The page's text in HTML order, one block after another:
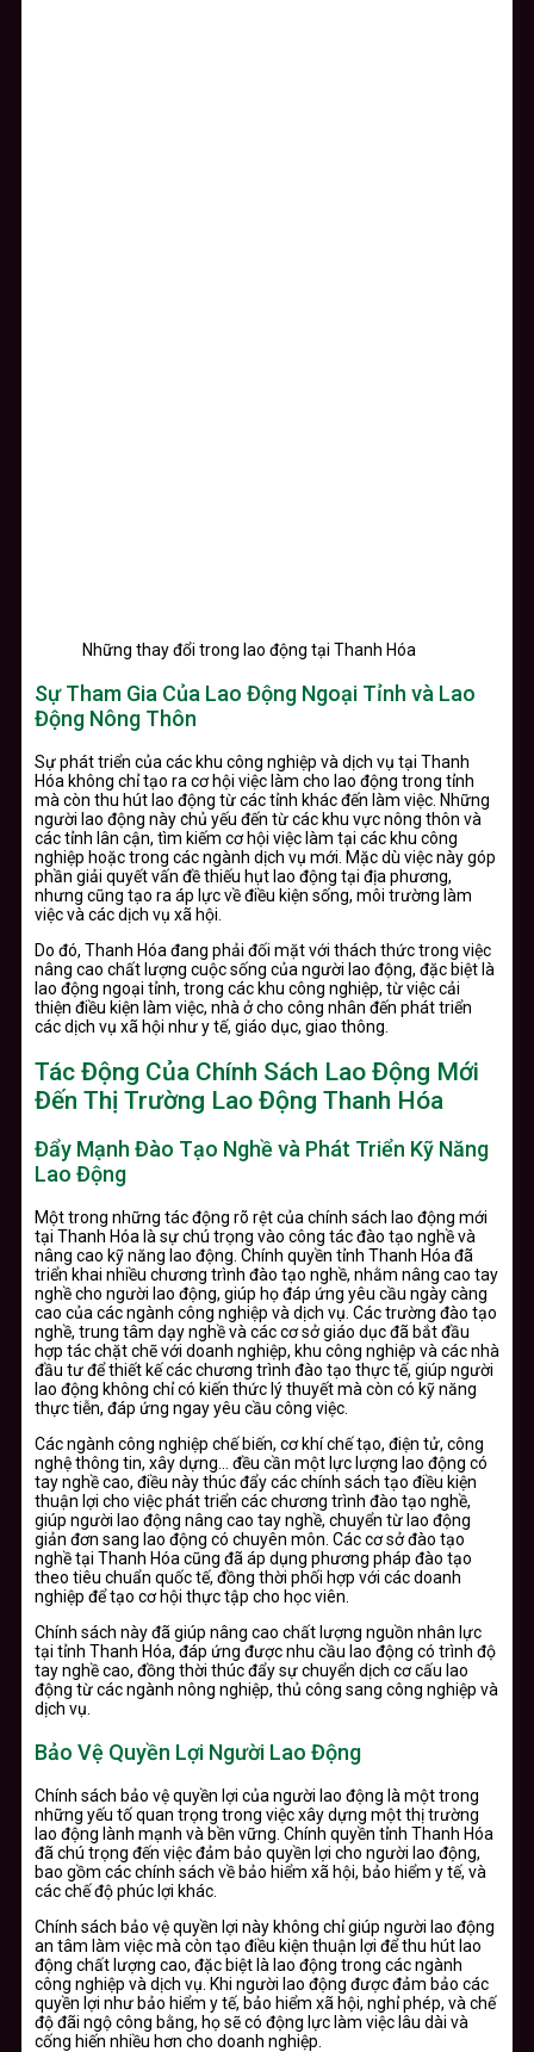
Những thay đổi trong lao động tại Thanh Hóa
Sự Tham Gia Của Lao Động Ngoại Tỉnh và Lao
Động Nông Thôn
Sự phát triển của các khu công nghiệp và dịch vụ tại Thanh
Hóa không chỉ tạo ra cơ hội việc làm cho lao động trong tỉnh
mà còn thu hút lao động từ các tỉnh khác đến làm việc. Những
người lao động này chủ yếu đến từ các khu vực nông thôn và
các tỉnh lân cận, tìm kiếm cơ hội việc làm tại các khu công
nghiệp hoặc trong các ngành dịch vụ mới. Mặc dù việc này góp
phần giải quyết vấn đề thiếu hụt lao động tại địa phương,
nhưng cũng tạo ra áp lực về điều kiện sống, môi trường làm
việc và các dịch vụ xã hội.
Do đó, Thanh Hóa đang phải đối mặt với thách thức trong việc
nâng cao chất lượng cuộc sống của người lao động, đặc biệt là
lao động ngoại tỉnh, trong các khu công nghiệp, từ việc cải
thiện điều kiện làm việc, nhà ở cho công nhân đến phát triển
các dịch vụ xã hội như y tế, giáo dục, giao thông.
Tác Động Của Chính Sách Lao Động Mới
Đến Thị Trường Lao Động Thanh Hóa
Đẩy Mạnh Đào Tạo Nghề và Phát Triển Kỹ Năng
Lao Động
Một trong những tác động rõ rệt của chính sách lao động mới
tại Thanh Hóa là sự chú trọng vào công tác đào tạo nghề và
nâng cao kỹ năng lao động. Chính quyền tỉnh Thanh Hóa đã
triển khai nhiều chương trình đào tạo nghề, nhằm nâng cao tay
nghề cho người lao động, giúp họ đáp ứng yêu cầu ngày càng
cao của các ngành công nghiệp và dịch vụ. Các trường đào tạo
nghề, trung tâm dạy nghề và các cơ sở giáo dục đã bắt đầu
hợp tác chặt chẽ với doanh nghiệp, khu công nghiệp và các nhà
đầu tư để thiết kế các chương trình đào tạo thực tế, giúp người
lao động không chỉ có kiến thức lý thuyết mà còn có kỹ năng
thực tiễn, đáp ứng ngay yêu cầu công việc.
Các ngành công nghiệp chế biến, cơ khí chế tạo, điện tử, công
nghệ thông tin, xây dựng… đều cần một lực lượng lao động có
tay nghề cao, điều này thúc đẩy các chính sách tạo điều kiện
thuận lợi cho việc phát triển các chương trình đào tạo nghề,
giúp người lao động nâng cao tay nghề, chuyển từ lao động
giản đơn sang lao động có chuyên môn. Các cơ sở đào tạo
nghề tại Thanh Hóa cũng đã áp dụng phương pháp đào tạo
theo tiêu chuẩn quốc tế, đồng thời phối hợp với các doanh
nghiệp để tạo cơ hội thực tập cho học viên.
Chính sách này đã giúp nâng cao chất lượng nguồn nhân lực
tại tỉnh Thanh Hóa, đáp ứng được nhu cầu lao động có trình độ
tay nghề cao, đồng thời thúc đẩy sự chuyển dịch cơ cấu lao
động từ các ngành nông nghiệp, thủ công sang công nghiệp và
dịch vụ.
Bảo Vệ Quyền Lợi Người Lao Động
Chính sách bảo vệ quyền lợi của người lao động là một trong
những yếu tố quan trọng trong việc xây dựng một thị trường
lao động lành mạnh và bền vững. Chính quyền tỉnh Thanh Hóa
đã chú trọng đến việc đảm bảo quyền lợi cho người lao động,
bao gồm các chính sách về bảo hiểm xã hội, bảo hiểm y tế, và
các chế độ phúc lợi khác.
Chính sách bảo vệ quyền lợi này không chỉ giúp người lao động
an tâm làm việc mà còn tạo điều kiện thuận lợi để thu hút lao
động chất lượng cao, đặc biệt là lao động trong các ngành
công nghiệp và dịch vụ. Khi người lao động được đảm bảo các
quyền lợi như bảo hiểm y tế, bảo hiểm xã hội, nghỉ phép, và chế
độ đãi ngộ công bằng, họ sẽ có động lực làm việc lâu dài và
cống hiến nhiều hơn cho doanh nghiệp.